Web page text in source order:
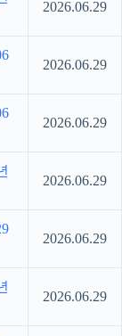
2026.06.29
2026.06.29
2026.06.29
2026.06.29
2026.06.29
2026.06.29